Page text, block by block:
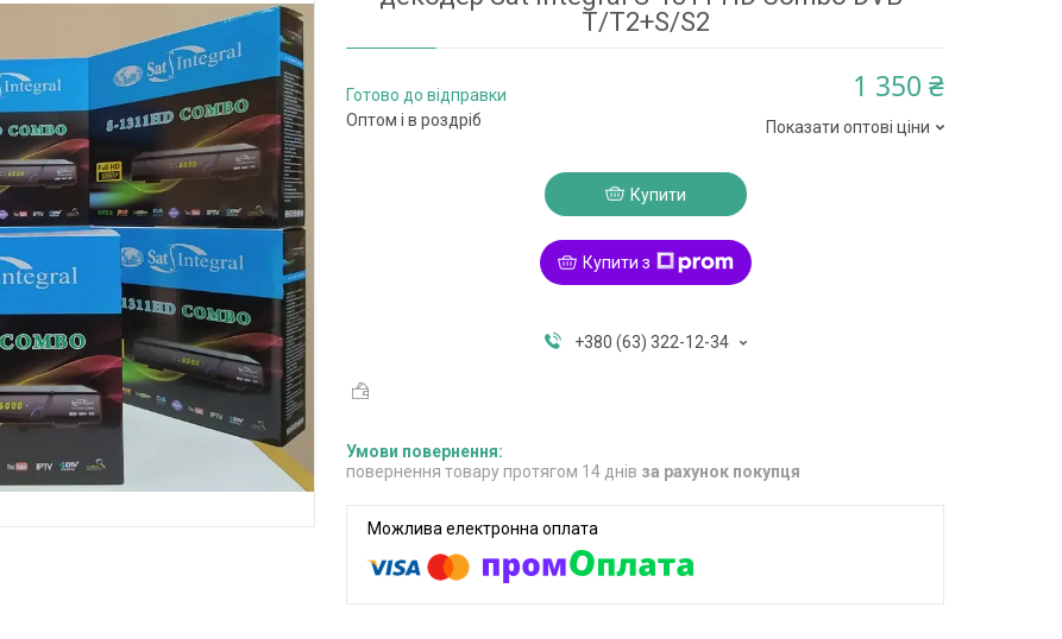
T/T2+S/S2
Готово до відправки
Оптом і в роздріб
1 350 ₴
Показати оптові ціни
Купити
Купити з
+380 (63) 322-12-34
повернення товару протягом 14 днів за рахунок покупця